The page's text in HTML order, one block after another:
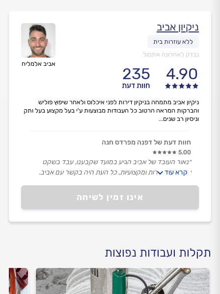
אביב אלמליח
ניקיון אביב
נבדק לאחרונה אתמול
4.90
235
חוות דעת
אינו זמין לשיחה
ניקיון אביב מתמחה בניקיון דירות לפני איכלוס ולאחר שיפוץ פוליש
והברקות המראה הרטוב כל העבודות מבוצעות ע'י בעל מקצוע בעל ותק
וניסיון רב שנים...
חוות דעת של דפנה מפרדס חנה
5.00
״נאור העובד של אביב הגיע במועד שקבענו, עבד בשקט
ונימוס, במסירות ומקצועיות, כל העת היה בקשר עם אביב.
קרא עוד
תקלות ועבודות נפוצות